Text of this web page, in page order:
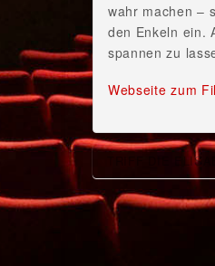
wahr machen –
den Enkeln ein.
spannen zu
Webseite zum
TRIFF DIE